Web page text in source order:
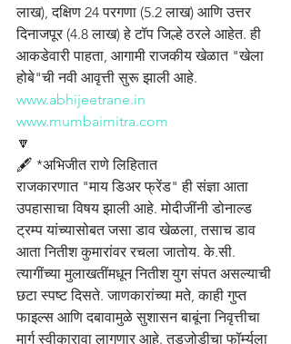
लाख), दक्षिण 24 परगणा (5.2 लाख) आणि उत्तर
दिनाजपूर (4.8 लाख) हे टॉप जिल्हे ठरले आहेत. ही
आकडेवारी पाहता, आगामी राजकीय खेळात "खेला
होबे"ची नवी आवृत्ती सुरू झाली आहे.
www.abhijeetrane.in
www.mumbaimitra.com
🔽
🖋️ *अभिजीत राणे लिहितात
राजकारणात "माय डिअर फ्रेंड" ही संज्ञा आता
उपहासाचा विषय झाली आहे. मोदीजींनी डोनाल्ड
ट्रम्प यांच्यासोबत जसा डाव खेळला, तसाच डाव
आता नितीश कुमारांवर रचला जातोय. के.सी.
त्यागींच्या मुलाखतींमधून नितीश युग संपत असल्याची
छटा स्पष्ट दिसते. जाणकारांच्या मते, काही गुप्त
फाइल्स आणि दबावामुळे सुशासन बाबूंना निवृत्तीचा
मार्ग स्वीकारावा लागणार आहे. तडजोडीचा फॉर्म्युला